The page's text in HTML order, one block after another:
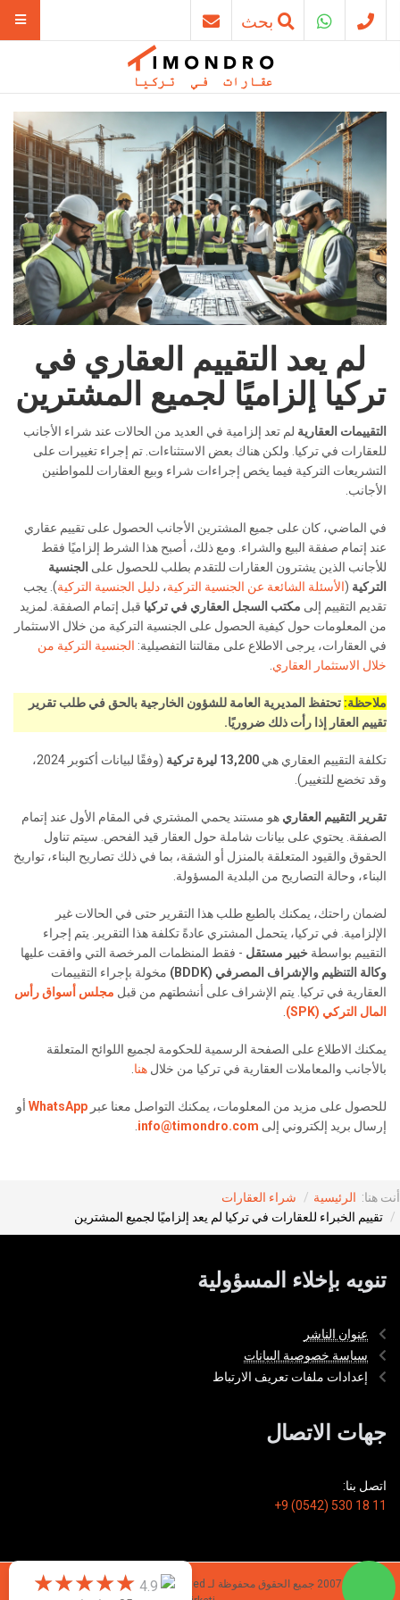
بحث
لم يعد التقييم العقاري في
تركيا إلزاميًا لجميع المشترين
التقييمات العقارية لم تعد إلزامية في العديد من الحالات عند شراء الأجانب
للعقارات في تركيا. ولكن هناك بعض الاستثناءات. تم إجراء تغييرات على
التشريعات التركية فيما يخص إجراءات شراء وبيع العقارات للمواطنين
الأجانب.
في الماضي، كان على جميع المشترين الأجانب الحصول على تقييم عقاري
عند إتمام صفقة البيع والشراء. ومع ذلك، أصبح هذا الشرط إلزاميًا فقط
للأجانب الذين يشترون العقارات للتقدم بطلب للحصول على الجنسية
التركية (الأسئلة الشائعة عن الجنسية التركية، دليل الجنسية التركية). يجب
تقديم التقييم إلى مكتب السجل العقاري في تركيا قبل إتمام الصفقة. لمزيد
من المعلومات حول كيفية الحصول على الجنسية التركية من خلال الاستثمار
في العقارات، يرجى الاطلاع على مقالتنا التفصيلية: الجنسية التركية من
خلال الاستثمار العقاري
ملاحظة: تحتفظ المديرية العامة للشؤون الخارجية بالحق في طلب تقرير
تقييم العقار
إذا رأت ذلك ضروريًا.
تكلفة التقييم العقاري هي 13,200 ليرة تركية
(وفقًا لبيانات أكتوبر 2024،
وقد تخضع للتغيير).
تقرير التقييم العقاري هو مستند يحمي المشتري في المقام الأول عند إتمام
الصفقة. يحتوي على بيانات شاملة حول العقار قيد الفحص. سيتم تناول
الحقوق والقيود المتعلقة بالمنزل أو الشقة، بما في ذلك تصاريح البناء، تواريخ
البناء، وحالة التصاريح من البلدية المسؤولة.
لضمان راحتك، يمكنك بالطبع طلب هذا التقرير حتى في الحالات غير
الإلزامية. في تركيا، يتحمل المشتري عادةً تكلفة هذا التقرير. يتم إجراء
التقييم بواسطة خبير مستقل - فقط المنظمات المرخصة التي وافقت عليها
وكالة التنظيم والإشراف المصرفي (BDDK)
مخولة بإجراء التقييمات
العقارية في تركيا. يتم الإشراف على أنشطتهم من قبل مجلس أسواق رأس
المال التركي (SPK)
يمكنك الاطلاع على الصفحة الرسمية للحكومة لجميع اللوائح المتعلقة
بالأجانب والمعاملات العقارية في تركيا من خلال هنا
للحصول على مزيد من المعلومات، يمكنك التواصل معنا عبر WhatsApp أو
إرسال بريد إلكتروني إلى info@timondro.com
أنت هنا: الرئيسية
شراء العقارات
تقييم الخبراء للعقارات في تركيا لم يعد إلزاميًا لجميع المشترين
تنويه بإخلاء المسؤولية
عنوان الناشر
سياسة خصوصية البيانات
إعدادات ملفات تعريف الارتباط
4.9
★
★
★
★
★ ★
★
★
★
★
جهات الاتصال
اتصل بنا:
+9 (0542) 530 18 11
© 2026 - 2007 جميع الحقوق محفوظة لـ TIMONDRO Emlak Danışmanlık Limited